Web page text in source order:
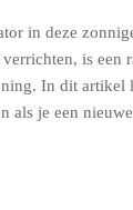
in deze
is een
In dit artikel
als je een